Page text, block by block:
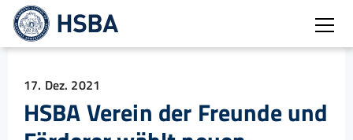
17. Dez. 2021
HSBA Verein der Freunde und